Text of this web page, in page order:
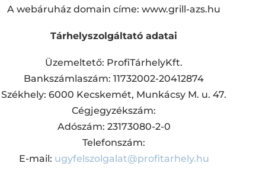
A webáruház domain címe: www.grill-azs.hu
Tárhelyszolgáltató adatai
Üzemeltető: ProfiTárhelyKft.
Bankszámlaszám: 11732002-20412874
Székhely: 6000 Kecskemét, Munkácsy M. u. 47.
Cégjegyzékszám:
Adószám: 23173080-2-0
Telefonszám:
E-mail: ugyfelszolgalat@profitarhely.hu